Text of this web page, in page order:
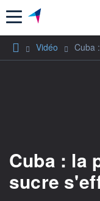
Menu
Vidéo Cuba
Cuba : la
sucre